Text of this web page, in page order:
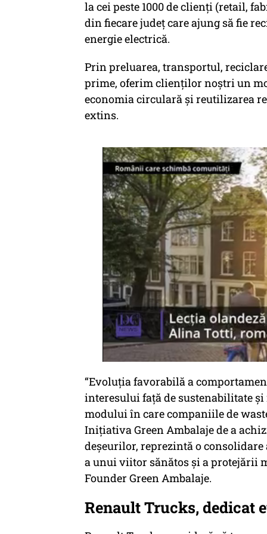
la cei peste 1000 de clienţi (retail,
din fiecare judeţ care ajung să fie
energie electrică.
Prin preluarea, transportul,
prime, oferim clienților noștri un
economia circulară și reutilizarea
extins.
“Evoluția favorabilă a
interesului față de sustenabilitate
modului în care companiile de
Inițiativa Green Ambalaje de a
deșeurilor, reprezintă o
a unui viitor sănătos și a protejării
Founder Green Ambalaje.
Renault Trucks, dedicat